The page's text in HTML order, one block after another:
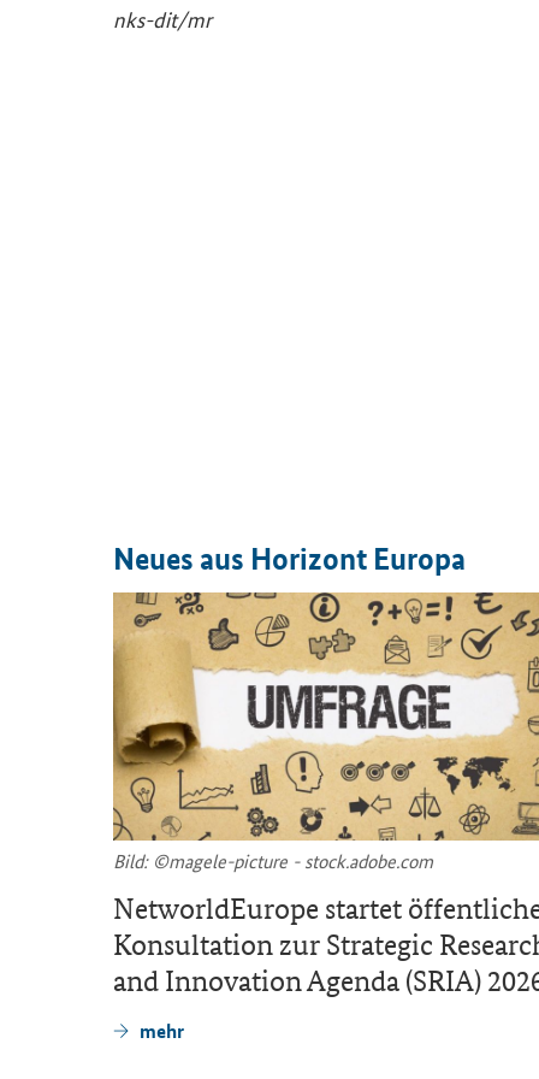
nks-​dit/mr
Neues aus Ho­ri­zont Eu­ro­pa
Bild: ©magele-​picture - stock.adobe.com
NetworldEurope star­tet
Kon­sul­ta­ti­on zur Strategic
and Innovation Agenda (SRIA)
mehr